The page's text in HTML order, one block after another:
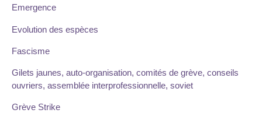
Emergence
Evolution des espèces
Fascisme
Gilets jaunes, auto-organisation, comités de grève, conseils
ouvriers, assemblée interprofessionnelle, soviet
Grève Strike